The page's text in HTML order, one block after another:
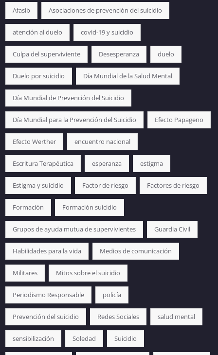
Afasib Asociaciones de prevención del suicidio
atención al duelo covid-19 y suicidio
Culpa del superviviente Desesperanza duelo
Duelo por suicidio Día Mundial de la Salud Mental
Día Mundial de Prevención del Suicidio
Día Mundial para la Prevención del Suicidio Efecto Papageno
Efecto Werther encuentro nacional
Escritura Terapéutica esperanza estigma
Estigma y suicidio Factor de riesgo Factores de riesgo
Formación Formación suicidio
Grupos de ayuda mutua de supervivientes Guardia Civil
Habilidades para la vida Medios de comunicación
Militares Mitos sobre el suicidio
Periodismo Responsable policía
Prevención del suicidio Redes Sociales salud mental
sensibilización Soledad Suicidio